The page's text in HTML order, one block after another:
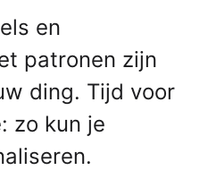
en
patronen zijn
ding. Tijd voor
zo kun je